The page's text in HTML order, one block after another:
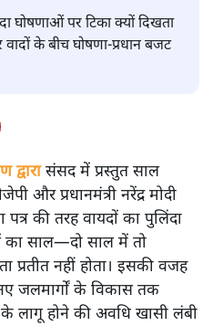
घोषणाओं पर टिका क्यों दिखता
के बीच घोषणा-प्रधान बजट
द्वारासंसद में प्रस्तुत साल
और प्रधानमंत्री नरेंद्र मोदी
पत्र की तरह वायदों का पुलिंदा
साल—दो साल में तो
प्रतीत नहीं होता। इसकी वजह
जलमार्गों के विकास तक
लागू होने की अवधि खासी लंबी